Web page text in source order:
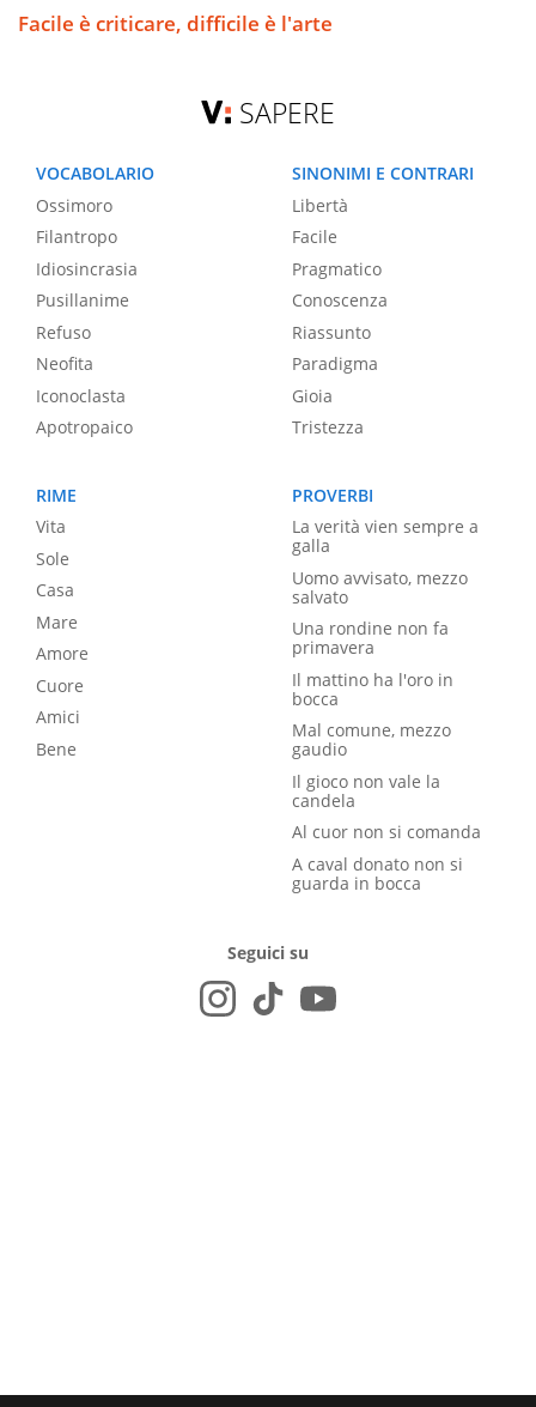
Facile è criticare, difficile è l'arte
SAPERE
VOCABOLARIO
Ossimoro
Filantropo
Idiosincrasia
Pusillanime
Refuso
Neofita
Iconoclasta
Apotropaico
SINONIMI E CONTRARI
Libertà
Facile
Pragmatico
Conoscenza
Riassunto
Paradigma
Gioia
Tristezza
RIME
Vita
Sole
Casa
Mare
Amore
Cuore
Amici
Bene
PROVERBI
La verità vien sempre a
galla
Uomo avvisato, mezzo
salvato
Una rondine non fa
primavera
Il mattino ha l'oro in
bocca
Mal comune, mezzo
gaudio
Il gioco non vale la
candela
Al cuor non si comanda
A caval donato non si
guarda in bocca
Seguici su